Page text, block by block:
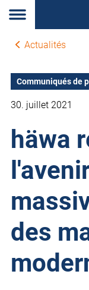
Actualités
Communiqués de
30. juillet 2021
häwa
des